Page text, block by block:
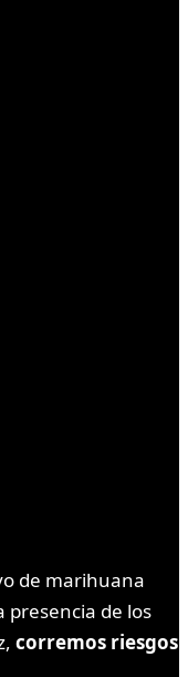
de marihuana
presencia de los
corremos riesgos